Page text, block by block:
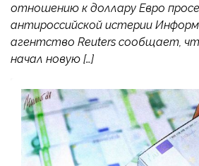
отношению к доллару Евро
антироссийской истерии
агентство Reuters сообщает,
начал новую […]